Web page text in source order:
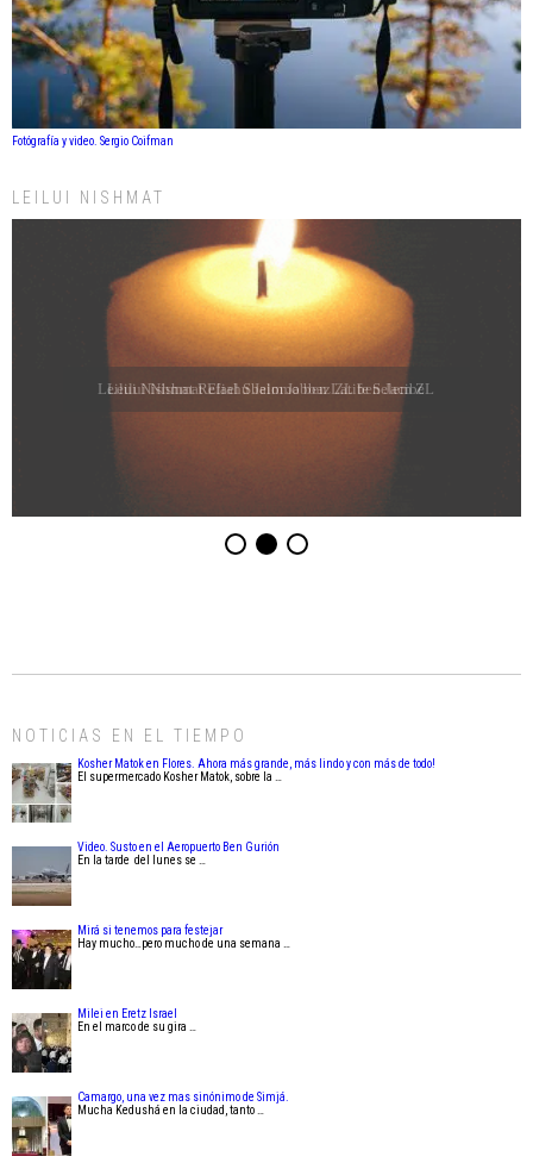
Fotógrafía y video. Sergio Coifman
LEILUI NISHMAT
Leilui Nishmat Eliahu Jaim Jabbaz ZL ben Jacibe
NOTICIAS EN EL TIEMPO
Kosher Matok en Flores. Ahora más grande, más lindo y con más de todo!
El supermercado Kosher Matok, sobre la …
Video. Susto en el Aeropuerto Ben Gurión
En la tarde del lunes se …
Mirá si tenemos para festejar
Hay mucho…pero mucho de una semana …
Milei en Eretz Israel
En el marco de su gira …
Camargo, una vez mas sinónimo de Simjá.
Mucha Kedushá en la ciudad, tanto …